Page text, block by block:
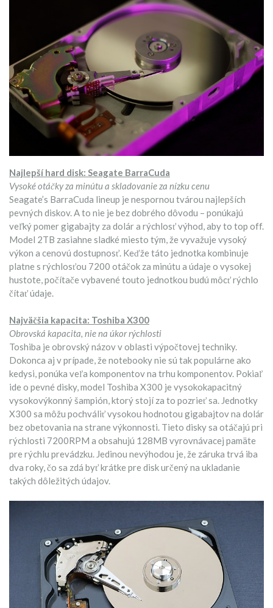
Najlepší hard disk: Seagate BarraCuda
Vysoké otáčky za minútu a skladovanie za nízku cenu
Seagate’s BarraCuda lineup je nespornou tvárou najlepších
pevných diskov. A to nie je bez dobrého dôvodu – ponúkajú
veľký pomer gigabajty za dolár a rýchlosť výhod, aby to top off.
Model 2TB zasiahne sladké miesto tým, že vyvažuje vysoký
výkon a cenovú dostupnosť. Keďže táto jednotka kombinuje
platne s rýchlosťou 7200 otáčok za minútu a údaje o vysokej
hustote, počítače vybavené touto jednotkou budú môcť rýchlo
čítať údaje.
Najväčšia kapacita: Toshiba X300
Obrovská kapacita, nie na úkor rýchlosti
Toshiba je obrovský názov v oblasti výpočtovej techniky.
Dokonca aj v prípade, že notebooky nie sú tak populárne ako
kedysi, ponúka veľa komponentov na trhu komponentov. Pokiaľ
ide o pevné disky, model Toshiba X300 je vysokokapacitný
vysokovýkonný šampión, ktorý stojí za to pozrieť sa. Jednotky
X300 sa môžu pochváliť vysokou hodnotou gigabajtov na dolár
bez obetovania na strane výkonnosti. Tieto disky sa otáčajú pri
rýchlosti 7200RPM a obsahujú 128MB vyrovnávacej pamäte
pre rýchlu prevádzku. Jedinou nevýhodou je, že záruka trvá iba
dva roky, čo sa zdá byť krátke pre disk určený na ukladanie
takých dôležitých údajov.